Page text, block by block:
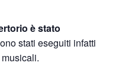
è stato
stati eseguiti infatti